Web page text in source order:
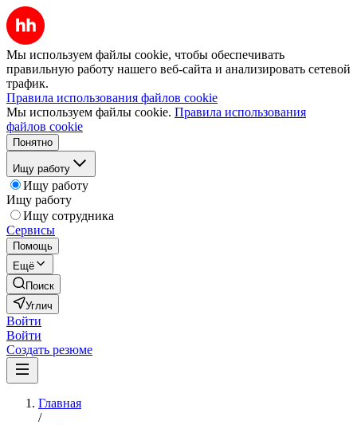
Мы используем файлы cookie, чтобы обеспечивать
правильную работу нашего веб-сайта и анализировать сетевой
трафик.
Правила использования файлов cookie
Мы используем файлы cookie. Правила использования
файлов cookie
Понятно
Ищу работу
Ищу работу
Ищу работу
Ищу сотрудника
Сервисы
Помощь
Ещё
Поиск
Углич
Войти
Войти
Создать резюме
Главная
/